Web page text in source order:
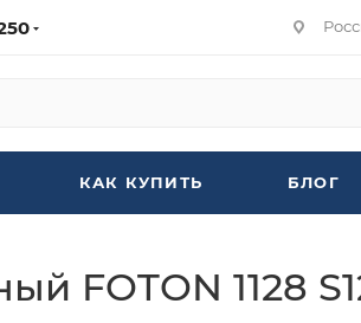
КАК КУПИТЬ БЛОГ
FOTON 1128